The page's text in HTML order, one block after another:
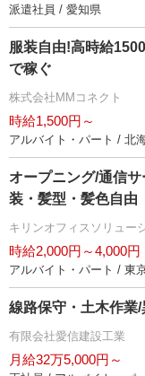
派遣社員 / 愛知県
服装自由!高時給
で稼ぐ
株式会社MMコネクト
時給1,500円～
アルバイト・パート / 北
オープニング/通信
装・髪型・髪色自由
キリンオフィスソリュー
時給2,000円～4,000円
アルバイト・パート / 東
線路保守・土木作業
有限会社愛信建設工業
月給32万5,000円～